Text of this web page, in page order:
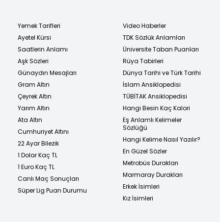
Yemek Tarifleri
Ayetel Kürsi
Saatlerin Anlamı
Aşk Sözleri
Günaydın Mesajları
Gram Altın
Çeyrek Altın
Yarım Altın
Ata Altın
Cumhuriyet Altını
22 Ayar Bilezik
1 Dolar Kaç TL
1 Euro Kaç TL
Canlı Maç Sonuçları
Süper Lig Puan Durumu
Video Haberler
TDK Sözlük Anlamları
Üniversite Taban Puanları
Rüya Tabirleri
Dünya Tarihi ve Türk Tarihi
İslam Ansiklopedisi
TÜBİTAK Ansiklopedisi
Hangi Besin Kaç Kalori
Eş Anlamlı Kelimeler
Sözlüğü
Hangi Kelime Nasıl Yazılır?
En Güzel Sözler
Metrobüs Durakları
Marmaray Durakları
Erkek İsimleri
Kız İsimleri